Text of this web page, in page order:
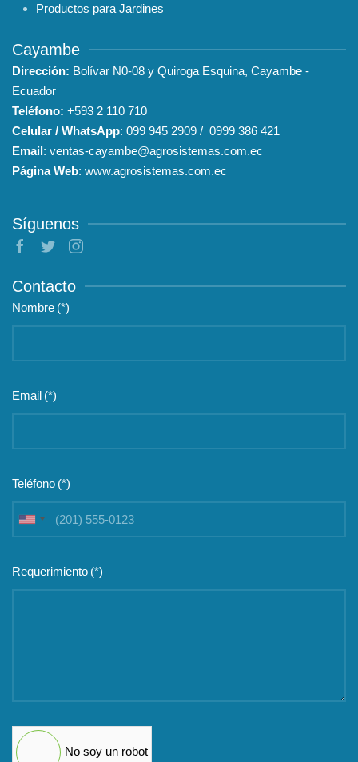
Productos para Jardines
Cayambe
Dirección: Bolívar N0-08 y Quiroga Esquina, Cayambe -
Ecuador
Teléfono: +593 2 110 710
Celular / WhatsApp: 099 945 2909 / 0999 386 421
Email: ventas-cayambe@agrosistemas.com.ec
Página Web: www.agrosistemas.com.ec
Síguenos
Contacto
Nombre (*)
Email (*)
Teléfono (*)
United
Requerimiento (*)
No soy un robot